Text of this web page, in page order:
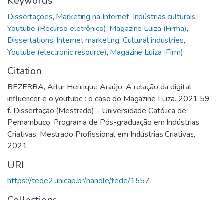
Dissertações, Marketing na Internet, Indústrias culturais,
Youtube (Recurso eletrônico), Magazine Luiza (Firma),
Dissertations, Internet marketing, Cultural industries,
Youtube (electronic resource), Magazine Luiza (Firm)
Citation
BEZERRA, Artur Henrique Araújo. A relação da digital
influencer e o youtube : o caso do Magazine Luiza. 2021 59
f. Dissertação (Mestrado) - Universidade Católica de
Pernambuco. Programa de Pós-graduação em Indústrias
Criativas. Mestrado Profissional em Indústrias Criativas,
2021.
URI
https://tede2.unicap.br/handle/tede/1557